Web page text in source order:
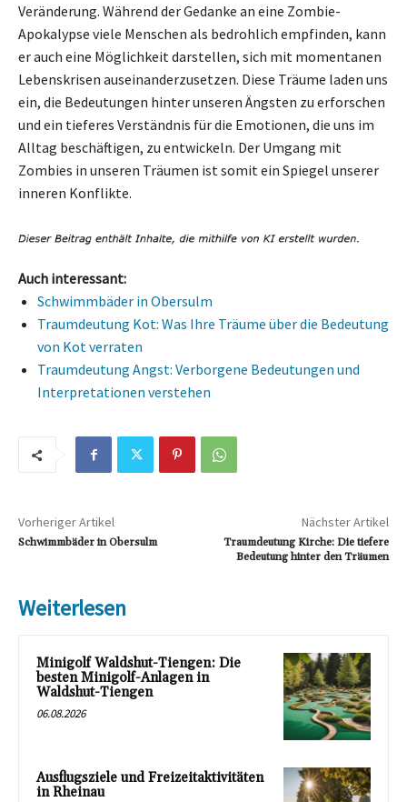
Veränderung. Während der Gedanke an eine Zombie-
Apokalypse viele Menschen als bedrohlich empfinden, kann
er auch eine Möglichkeit darstellen, sich mit momentanen
Lebenskrisen auseinanderzusetzen. Diese Träume laden uns
ein, die Bedeutungen hinter unseren Ängsten zu erforschen
und ein tieferes Verständnis für die Emotionen, die uns im
Alltag beschäftigen, zu entwickeln. Der Umgang mit
Zombies in unseren Träumen ist somit ein Spiegel unserer
inneren Konflikte.
Auch interessant:
Schwimmbäder in Obersulm
Traumdeutung Kot: Was Ihre Träume über die Bedeutung
von Kot verraten
Traumdeutung Angst: Verborgene Bedeutungen und
Interpretationen verstehen
Vorheriger Artikel
Schwimmbäder in Obersulm
Nächster Artikel
Traumdeutung Kirche: Die tiefere
Bedeutung hinter den Träumen
Weiterlesen
Minigolf Waldshut-Tiengen: Die
besten Minigolf-Anlagen in
Waldshut-Tiengen
06.08.2026
Ausflugsziele und Freizeitaktivitäten
in Rheinau